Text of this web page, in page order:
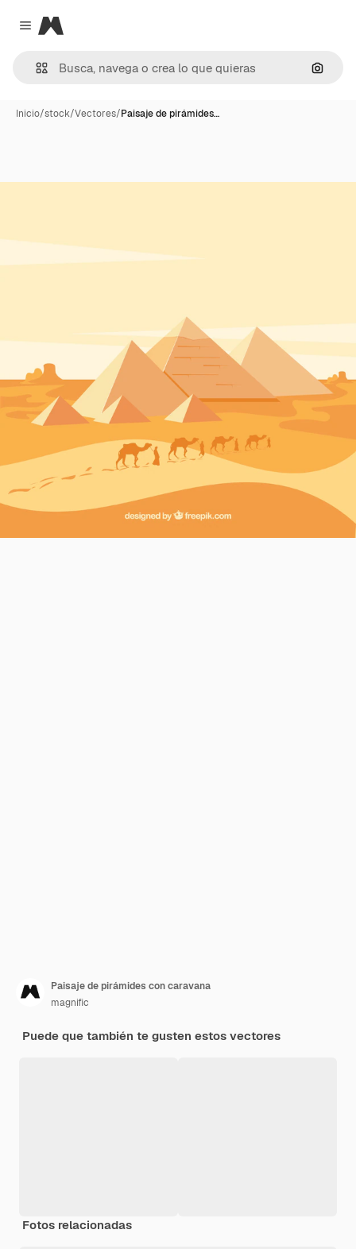
Close menu
Magnific
Inicio/stock/Vectores/Paisaje de pirámides…
Paisaje de pirámides con caravana
magnific
Puede que también te gusten estos vectores
Fotos relacionadas